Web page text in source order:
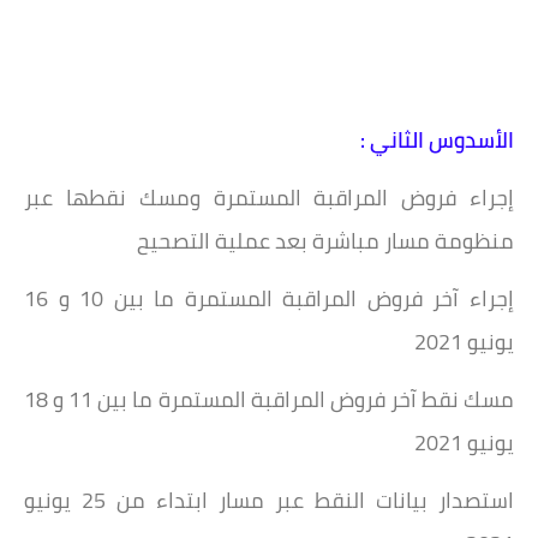
الأسدوس الثاني :
إجراء فروض المراقبة المستمرة ومسك نقطها عبر
منظومة مسار مباشرة بعد عملية التصحيح
إجراء آخر فروض المراقبة المستمرة ما بين 10 و 16
يونيو 2021
مسك نقط آخر فروض المراقبة المستمرة ما بين 11 و 18
يونيو 2021
استصدار بيانات النقط عبر مسار ابتداء من 25 يونيو